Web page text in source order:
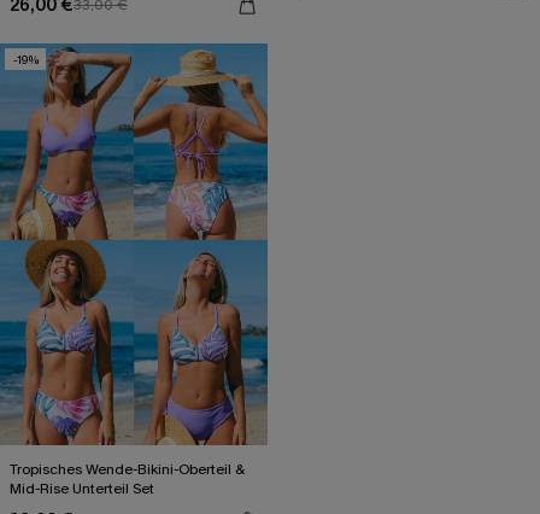
26,00 €33,00 €
-19%
Tropisches Wende-Bikini-Oberteil &
Mid-Rise Unterteil Set